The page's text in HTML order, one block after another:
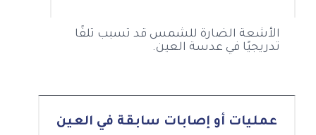
الأشعة الضارة للشمس قد تسبب تلفًا
تدريجيًا في عدسة العين.
عمليات أو إصابات سابقة في العين